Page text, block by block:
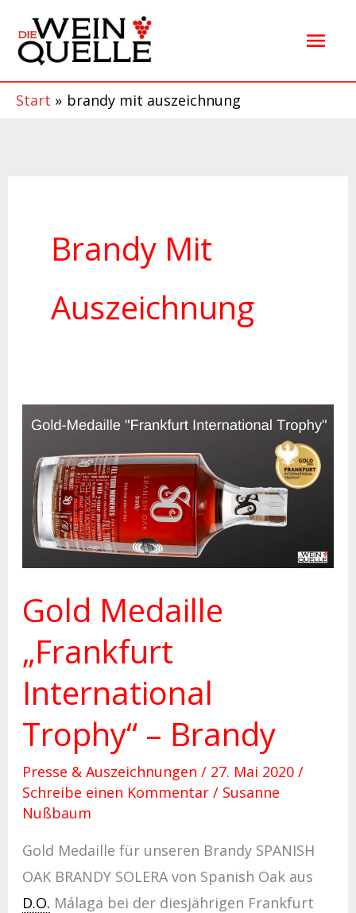
Inhalt
springen
Start brandy mit auszeichnung
Brandy Mit
Auszeichnung
Gold Medaille
„Frankfurt
International
Trophy“ – Brandy
Presse & Auszeichnungen / 27. Mai 2020 /
Schreibe einen Kommentar / Susanne
Nußbaum
Gold Medaille für unseren Brandy SPANISH
OAK BRANDY SOLERA von Spanish Oak aus
D.O. Málaga bei der diesjährigen Frankfurt
Gold
„Frankfurt
International
Trophy“
Brandy